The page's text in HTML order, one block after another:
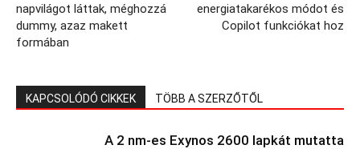
napvilágot láttak, méghozzá
dummy, azaz makett
formában
energiatakarékos módot és
Copilot funkciókat hoz
KAPCSOLÓDÓ CIKKEK TÖBB A SZERZŐTŐL
A 2 nm-es Exynos 2600 lapkát mutatta